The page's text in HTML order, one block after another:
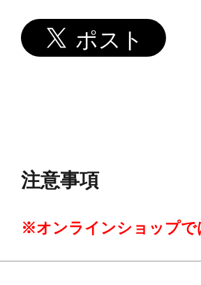
注意事項
※オンラインショップで